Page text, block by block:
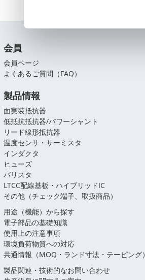
会員
会員ページ
よくあるご質問（FAQ）
製品情報
面実装抵抗器
低抵抗抵抗器/パワーシャント
リード線形抵抗器
温度センサ・サーミスタ
インダクタ
ヒューズ
バリスタ
LTCC配線基板・ハイブリッドIC
その他（チェック端子、取扱商品）
用途（機能）から探す
電子部品の基礎知識
使用上の注意事項
環境負荷物質への対応
共通情報（MOQ・ランド寸法・テーピング）
製品関連・技術的なお問い合わせ